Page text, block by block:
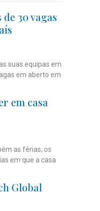
30 vagas
suas equipas em
em aberto em
em casa
as férias, os
em que a casa
Global